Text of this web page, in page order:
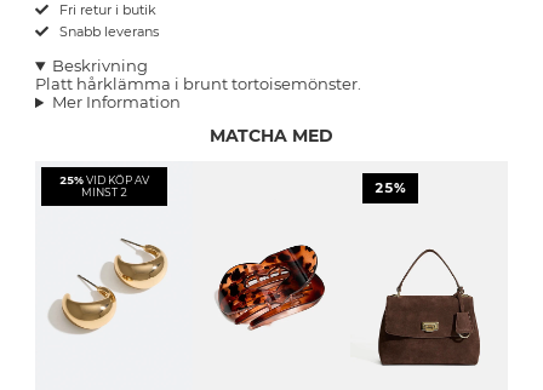
Fri retur i butik
Snabb leverans
Beskrivning
Platt hårklämma i brunt tortoisemönster.
Mer Information
MATCHA MED
25% VID KÖP AV
MINST 2
25%